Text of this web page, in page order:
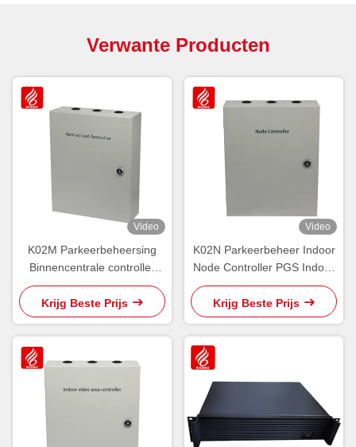
Verwante Producten
Video
K02M Parkeerbeheersing
Binnencentrale controller
PGS Core RS485 CAN Bus
Ultrasoniek
Krijg Beste Prijs
Video
K02N Parkeerbeheer Indoor
Node Controller PGS Indoor
Ultrasonic NCU Guidance
Krijg Beste Prijs